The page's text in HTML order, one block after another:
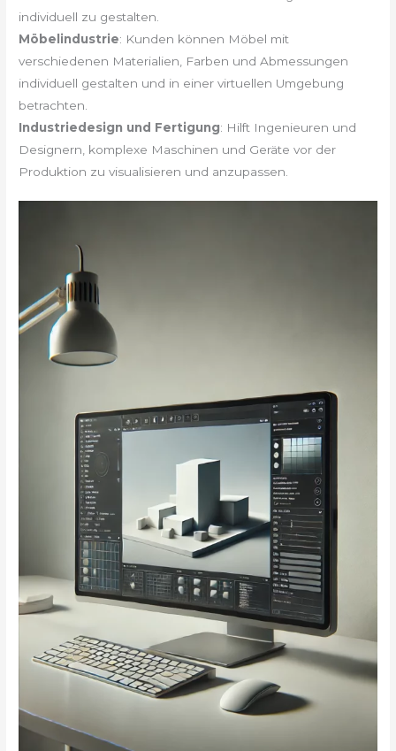
individuell zu gestalten.
Möbelindustrie: Kunden können Möbel mit
verschiedenen Materialien, Farben und Abmessungen
individuell gestalten und in einer virtuellen Umgebung
betrachten.
Industriedesign und Fertigung: Hilft Ingenieuren und
Designern, komplexe Maschinen und Geräte vor der
Produktion zu visualisieren und anzupassen.